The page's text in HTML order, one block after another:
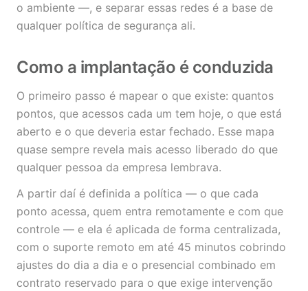
o ambiente —, e separar essas redes é a base de
qualquer política de segurança ali.
Como a implantação é conduzida
O primeiro passo é mapear o que existe: quantos
pontos, que acessos cada um tem hoje, o que está
aberto e o que deveria estar fechado. Esse mapa
quase sempre revela mais acesso liberado do que
qualquer pessoa da empresa lembrava.
A partir daí é definida a política — o que cada
ponto acessa, quem entra remotamente e com que
controle — e ela é aplicada de forma centralizada,
com o suporte remoto em até 45 minutos cobrindo
ajustes do dia a dia e o presencial combinado em
contrato reservado para o que exige intervenção